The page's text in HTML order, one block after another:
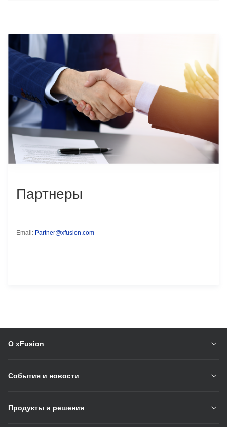
Партнеры
Email: Partner@xfusion.com
О xFusion
События и новости
Продукты и решения